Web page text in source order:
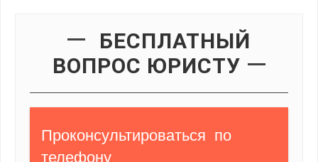
БЕСПЛАТНЫЙ
ВОПРОС ЮРИСТУ